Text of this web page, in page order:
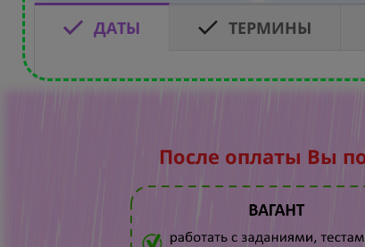
ДАТЫ ТЕРМИНЫ
После оплаты Вы